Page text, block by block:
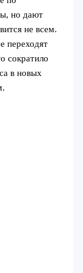
но дают
не всем.
переходят
сократило
в новых